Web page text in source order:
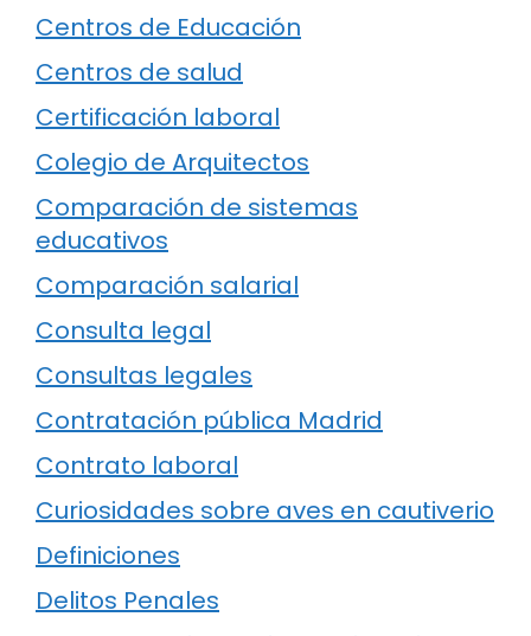
Centros de Educación
Centros de salud
Certificación laboral
Colegio de Arquitectos
Comparación de sistemas
educativos
Comparación salarial
Consulta legal
Consultas legales
Contratación pública Madrid
Contrato laboral
Curiosidades sobre aves en cautiverio
Definiciones
Delitos Penales